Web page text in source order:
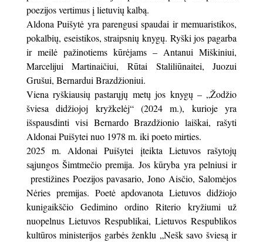
poezijos vertimus į lietuvių kalbą.
Aldona Puišytė yra parengusi spaudai ir memuaristikos,
pokalbių, eseistikos, straipsnių knygų. Ryški jos pagarba
ir meilė pažinotiems kūrėjams – Antanui Miškiniui,
Marcelijui Martinaičiui, Rūtai Staliliūnaitei, Juozui
Grušui, Bernardui Brazdžioniui.
Viena ryškiausių pastarųjų metų jos knygų – „Žodžio
šviesa didžiojoj kryžkelėj“ (2024 m.), kurioje yra
išspausdinti visi Bernardo Brazdžionio laiškai, rašyti
Aldonai Puišytei nuo 1978 m. iki poeto mirties.
2025 m. Aldonai Puišytei įteikta Lietuvos rašytojų
sąjungos Šimtmečio premija. Jos kūryba yra pelniusi ir
prestižines Poezijos pavasario, Jono Aisčio, Salomėjos
Nėries premijas. Poetė apdovanota Lietuvos didžiojo
kunigaikščio Gedimino ordino Riterio kryžiumi už
nuopelnus Lietuvos Respublikai, Lietuvos Respublikos
kultūros ministerijos garbės ženklu „Nešk savo šviesą ir